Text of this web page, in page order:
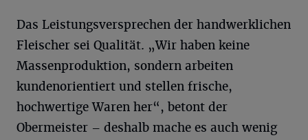
Das Leistungsversprechen der handwerklichen
Fleischer sei Qualität. „Wir haben keine
Massenproduktion, sondern arbeiten
kundenorientiert und stellen frische,
hochwertige Waren her“, betont der
Obermeister – deshalb mache es auch wenig